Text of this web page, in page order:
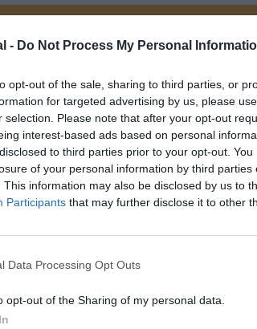
- Do Not Process My Personal
opt-out of the sale, sharing to third parties, or
for targeted advertising by us, please
selection. Please note that after your opt-out
interest-based ads based on personal
to third parties prior to your opt-out.
of your personal information by third parties
This information may also be disclosed by us to
Participants that may further disclose it to other
Data Processing Opt Outs
opt-out of the Sharing of my personal data.
apprécié l’article ?
SOUTENIR
FacebookTwitterPinterest